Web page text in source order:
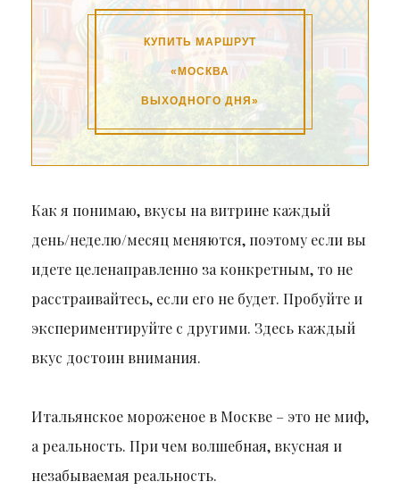
КУПИТЬ МАРШРУТ
«МОСКВА
ВЫХОДНОГО ДНЯ»
Как я понимаю, вкусы на витрине каждый
день/неделю/месяц меняются, поэтому если вы
идете целенаправленно за конкретным, то не
расстраивайтесь, если его не будет. Пробуйте и
экспериментируйте с другими. Здесь каждый
вкус достоин внимания.
Итальянское мороженое в Москве – это не миф,
а реальность. При чем волшебная, вкусная и
незабываемая реальность.